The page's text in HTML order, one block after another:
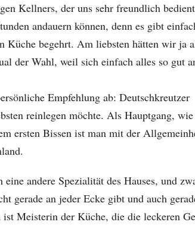
Kellners, der uns sehr freundlich
andauern können, denn es gibt
Küche begehrt. Am liebsten hätten wir ja
der Wahl, weil sich einfach alles so gut
Empfehlung ab: Deutschkreutzer
reinlegen möchte. Als Hauptgang, wie
ersten Bissen ist man mit der
andere Spezialität des Hauses, und
gerade an jeder Ecke gibt und auch
Meisterin der Küche, die die leckeren